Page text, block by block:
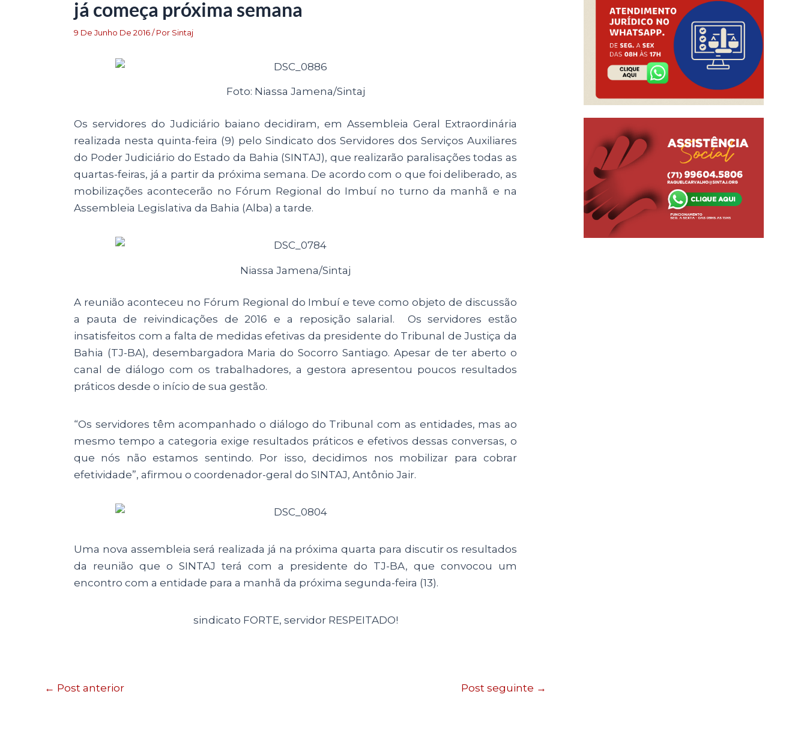
já começa próxima semana
9 De Junho De 2016/ Por Sintaj
Foto: Niassa Jamena/Sintaj
Os servidores do Judiciário baiano decidiram, em Assembleia Geral Extraordinária
realizada nesta quinta-feira (9) pelo Sindicato dos Servidores dos Serviços Auxiliares
do Poder Judiciário do Estado da Bahia (SINTAJ), que realizarão paralisações todas as
quartas-feiras, já a partir da próxima semana. De acordo com o que foi deliberado, as
mobilizações acontecerão no Fórum Regional do Imbuí no turno da manhã e na
Assembleia Legislativa da Bahia (Alba) a tarde.
Niassa Jamena/Sintaj
A reunião aconteceu no Fórum Regional do Imbuí e teve como objeto de discussão
a pauta de reivindicações de 2016 e a reposição salarial. Os servidores estão
insatisfeitos com a falta de medidas efetivas da presidente do Tribunal de Justiça da
Bahia (TJ-BA), desembargadora Maria do Socorro Santiago. Apesar de ter aberto o
canal de diálogo com os trabalhadores, a gestora apresentou poucos resultados
práticos desde o início de sua gestão.
“Os servidores têm acompanhado o diálogo do Tribunal com as entidades, mas ao
mesmo tempo a categoria exige resultados práticos e efetivos dessas conversas, o
que nós não estamos sentindo. Por isso, decidimos nos mobilizar para cobrar
efetividade”, afirmou o coordenador-geral do SINTAJ, Antônio Jair.
Uma nova assembleia será realizada já na próxima quarta para discutir os resultados
da reunião que o SINTAJ terá com a presidente do TJ-BA, que convocou um
encontro com a entidade para a manhã da próxima segunda-feira (13).
sindicato FORTE, servidor RESPEITADO!
← Post anterior Post seguinte →